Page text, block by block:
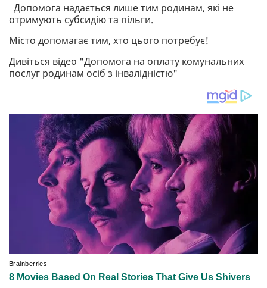
Допомога надається лише тим родинам, які не
отримують субсидію та пільги.
Місто допомагає тим, хто цього потребує!
Дивіться відео "Допомога на оплату комунальних
послуг родинам осіб з інвалідністю"